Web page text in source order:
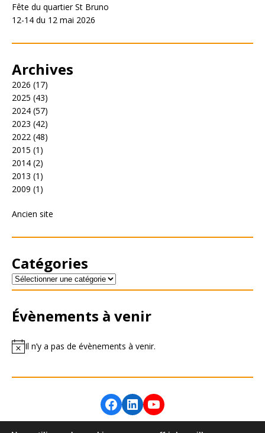
Fête du quartier St Bruno
12-14 du 12 mai 2026
Archives
2026 (17)
2025 (43)
2024 (57)
2023 (42)
2022 (48)
2015 (1)
2014 (2)
2013 (1)
2009 (1)
Ancien site
Catégories
Évènements à venir
Il n’y a pas de évènements à venir.